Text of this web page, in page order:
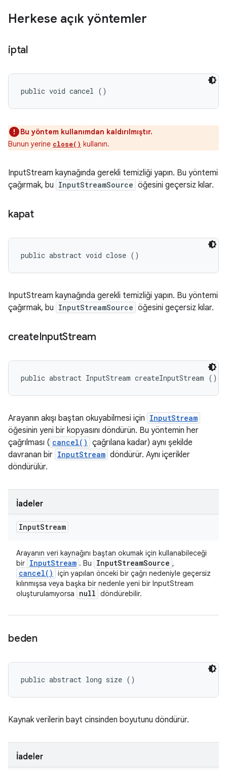
Herkese açık yöntemler
iptal
public void cancel ()
Bu yöntem kullanımdan kaldırılmıştır.
Bunun yerine close() kullanın.
InputStream kaynağında gerekli temizliği yapın. Bu yöntemi
çağırmak, bu InputStreamSource öğesini geçersiz kılar.
kapat
public abstract void close ()
InputStream kaynağında gerekli temizliği yapın. Bu yöntemi
çağırmak, bu InputStreamSource öğesini geçersiz kılar.
createInputStream
public abstract InputStream createInputStream ()
Arayanın akışı baştan okuyabilmesi için InputStream
öğesinin yeni bir kopyasını döndürün. Bu yöntemin her
çağrılması ( cancel() çağrılana kadar) aynı şekilde
davranan bir InputStream döndürür. Aynı içerikler
döndürülür.
İadeler
InputStream
Arayanın veri kaynağını baştan okumak için kullanabileceği
bir InputStream . Bu InputStreamSource ,
cancel( )
için yapılan önceki bir çağrı nedeniyle geçersiz
kılınmışsa veya başka bir nedenle yeni bir InputStream
oluşturulamıyorsa
null döndürebilir.
beden
public abstract long size ()
Kaynak verilerin bayt cinsinden boyutunu döndürür.
İadeler